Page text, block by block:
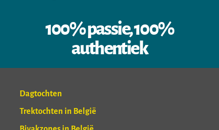
100% passie, 100%
authentiek
Dagtochten
Trektochten in België